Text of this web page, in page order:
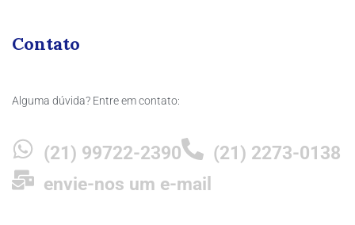
Contato
Alguma dúvida? Entre em contato:
(21) 99722-2390
(21) 2273-0138
envie-nos um e-mail